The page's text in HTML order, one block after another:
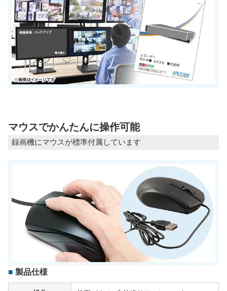
マウスでかんたんに操作可能
録画機にマウスが標準付属しています
製品仕様